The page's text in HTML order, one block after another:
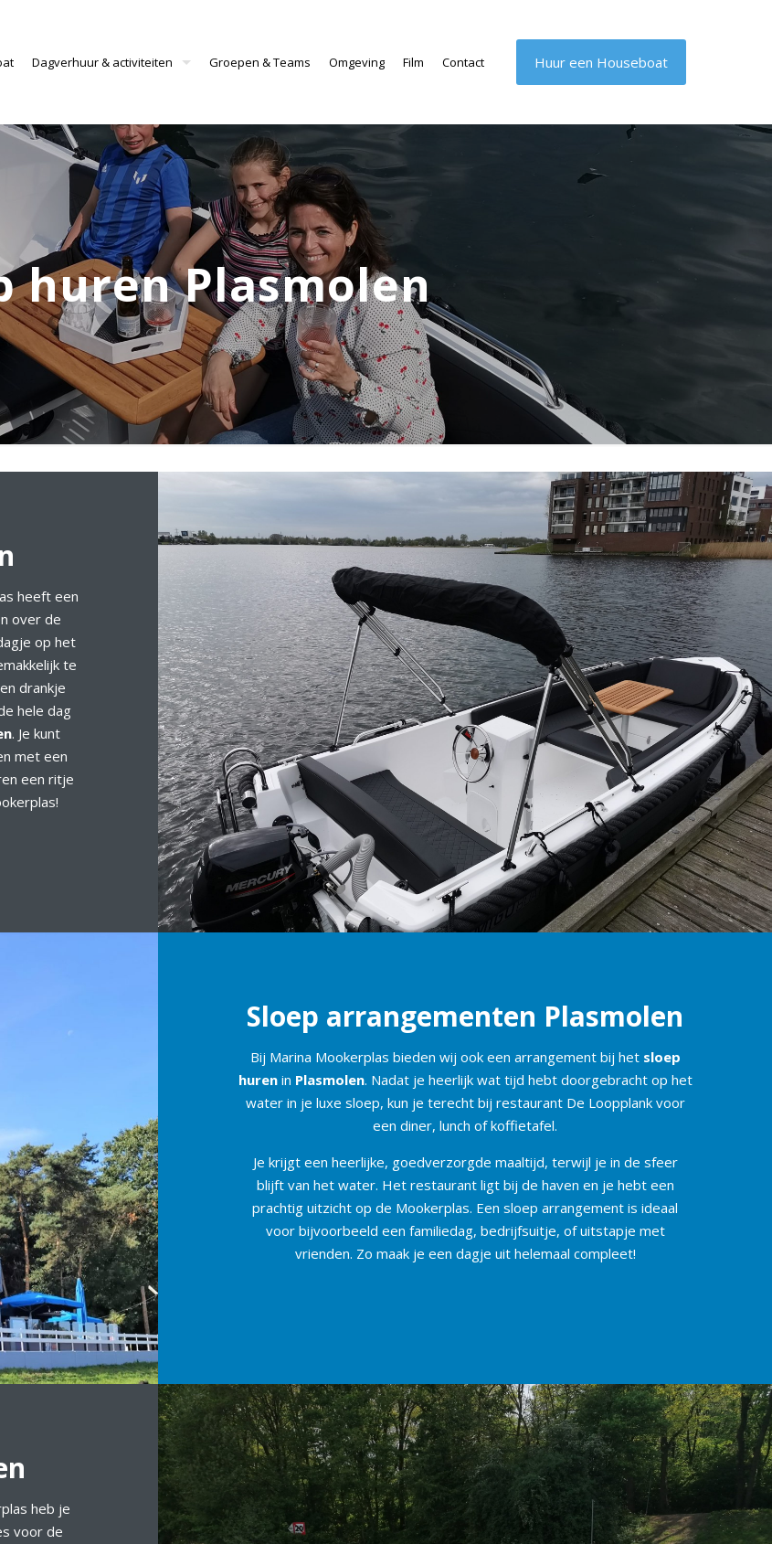
Dagverhuur & activiteiten Groepen & Teams Omgeving Film Contact Huur een Houseboat
huren Plasmolen
heeft een
over de
op het
te
drankje
hele dag
. Je kunt
met een
een ritje
Sloep arrangementen Plasmolen
Bij Marina Mookerplas bieden wij ook een arrangement bij het sloep
hurenin Plasmolen. Nadat je heerlijk wat tijd hebt doorgebracht op het
water in je luxe sloep, kun je terecht bij restaurant De Loopplank voor
een diner, lunch of koffietafel.
Je krijgt een heerlijke, goedverzorgde maaltijd, terwijl je in de sfeer
blijft van het water. Het restaurant ligt bij de haven en je hebt een
prachtig uitzicht op de Mookerplas. Een sloep arrangement is ideaal
voor bijvoorbeeld een familiedag, bedrijfsuitje, of uitstapje met
vrienden. Zo maak je een dagje uit helemaal compleet!
heb je
voor de